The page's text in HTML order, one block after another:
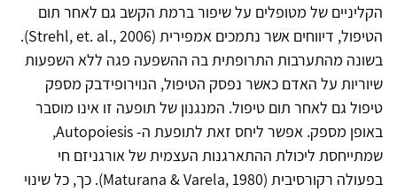
הקליניים של מטופלים על שיפור ברמת הקשב גם לאחר תום
הטיפול, דיווחים אשר נתמכים אמפירית (Strehl, et. al., 2006).
בשונה מהתערבות התרופתית בה ההשפעה פגה ללא השפעות
שיוריות על האדם כאשר נפסק הטיפול, הנוירופידבק מספק
טיפול גם לאחר תום טיפול. המנגנון של תופעה זו אינו מוסבר
באופן מספק. אפשר ליחס זאת לתופעת ה- Autopoiesis,
שמתייחסת ליכולת ההתארגנות העצמית של אורגניזם חי
בפעולה רקורסיבית (Maturana & Varela, 1980). כך, כל שינוי